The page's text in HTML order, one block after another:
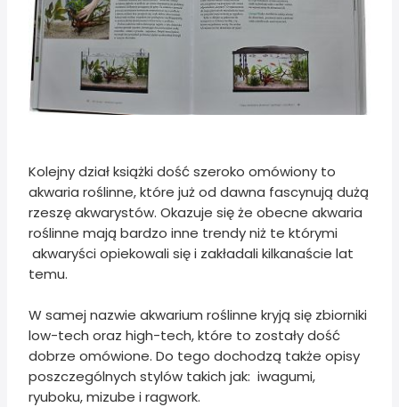
Kolejny dział książki dość szeroko omówiony to
akwaria roślinne, które już od dawna fascynują dużą
rzeszę akwarystów. Okazuje się że obecne akwaria
roślinne mają bardzo inne trendy niż te którymi
akwaryści opiekowali się i zakładali kilkanaście lat
temu.
W samej nazwie akwarium roślinne kryją się zbiorniki
low-tech oraz high-tech, które to zostały dość
dobrze omówione. Do tego dochodzą także opisy
poszczególnych stylów takich jak: iwagumi,
ryuboku, mizube i ragwork.